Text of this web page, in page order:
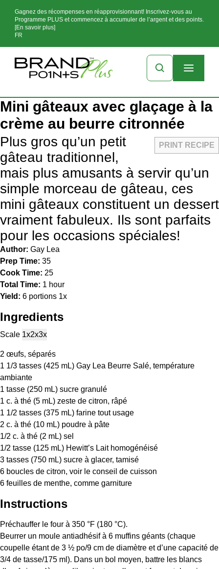
Gagnez des récompenses en réapprovisionnant! Inscrivez-vous au
Programme PLUS et commencez à accumuler de l’argent et des points.
[En savoir plus]
FR
Mini gâteaux avec glaçage à la
crème au beurre citronnée
PRINT RECIPE
Plus gros qu’un petit
gâteau traditionnel,
mais plus amusants à servir qu’un
simple morceau de gâteau, ces
mini gâteaux constituent un dessert
vraiment fabuleux. Ils sont parfaits
pour les occasions spéciales!
Author: Gay Lea
Prep Time: 35
Cook Time: 25
Total Time: 1 hour
Yield: 6 portions 1x
Ingredients
Scale 1x2x3x
2 œufs, séparés
1 1/3 tasses (425 mL) Gay Lea Beurre Salé, température
ambiante
1 tasse (250 mL) sucre granulé
1 c. à thé (5 mL) zeste de citron, râpé
1 1/2 tasses (375 mL) farine tout usage
2 c. à thé (10 mL) poudre à pâte
1/2 c. à thé (2 mL) sel
1/2 tasse (125 mL) Hewitt’s Lait homogénéisé
3 tasses (750 mL) sucre à glacer, tamisé
6 boucles de citron, voir le conseil de cuisson
6 feuilles de menthe, comme garniture
Instructions
Préchauffer le four à 350 °F (180 °C).
Beurrer un moule antiadhésif à 6 muffins géants (chaque
coupelle étant de 3 ½ po/9 cm de diamètre et d’une capacité de
3/4 de tasse/175 ml). Dans un bol moyen, battre les blancs